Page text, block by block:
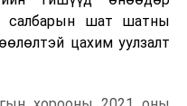
салбарын шат шатны
цахим уулзалт